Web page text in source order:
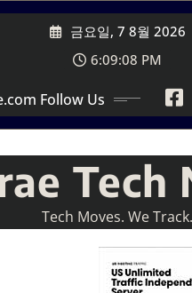
금요일, 7 8월 2026
6:09:10 PM
Follow Us
Tech
Tech Moves. We Track.